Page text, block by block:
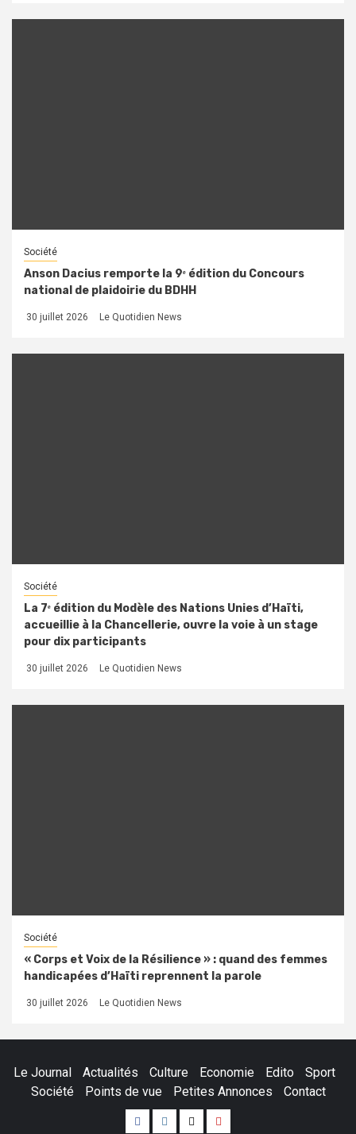
Société
Anson Dacius remporte la 9ᵉ édition du Concours
national de plaidoirie du BDHH
30 juillet 2026 Le Quotidien News
Société
La 7ᵉ édition du Modèle des Nations Unies d’Haïti,
accueillie à la Chancellerie, ouvre la voie à un stage
pour dix participants
30 juillet 2026 Le Quotidien News
Société
« Corps et Voix de la Résilience » : quand des femmes
handicapées d’Haïti reprennent la parole
30 juillet 2026 Le Quotidien News
Le Journal Actualités Culture Economie Edito
Sport
Société
Points de vue Petites Annonces Contact
FacebookInstagram
TwitterYoutube